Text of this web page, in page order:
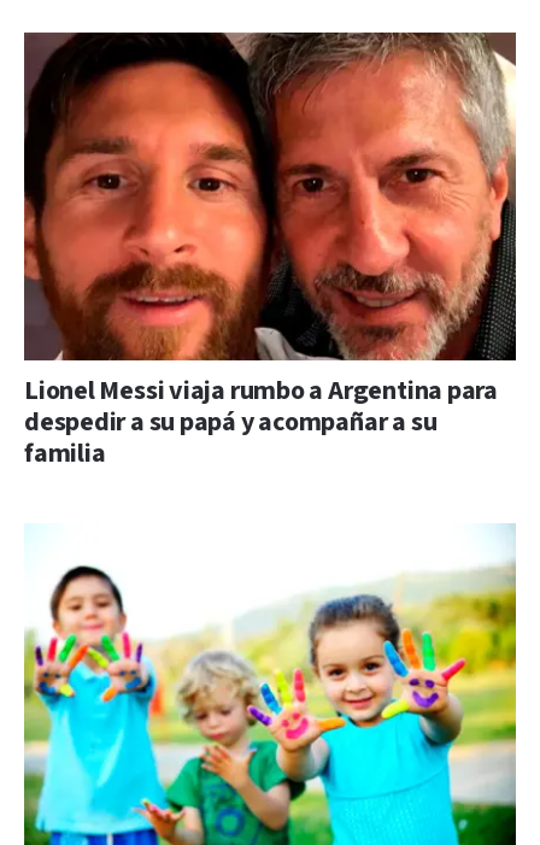
Lionel Messi viaja rumbo a Argentina para
despedir a su papá y acompañar a su
familia